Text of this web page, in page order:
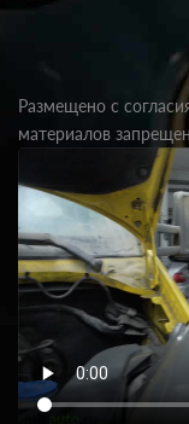
Размещено с
материалов